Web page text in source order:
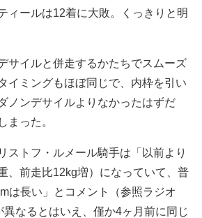
ィールは12着に大敗。くっきりと明
サイルと併走するかたちでスムーズ
イミングもほぼ同じで、内枠を引い
ノンデサイルよりなかったはずだ
まった。
ストフ・ルメール騎手は「以前より
、前走比12kg増）になっていて、普
は長い」とコメント（参照ラジオ
なるとはいえ、僅か4ヶ月前に同じ